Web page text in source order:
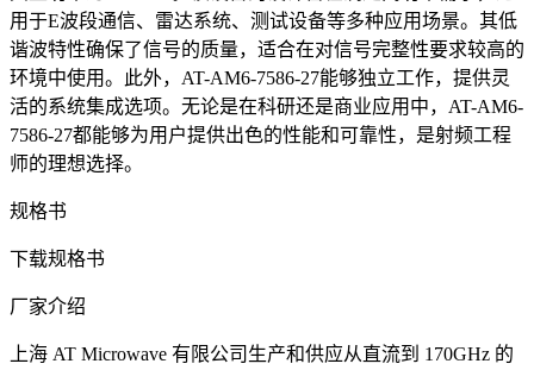
用于E波段通信、雷达系统、测试设备等多种应用场景。其低
谐波特性确保了信号的质量，适合在对信号完整性要求较高的
环境中使用。此外，AT-AM6-7586-27能够独立工作，提供灵
活的系统集成选项。无论是在科研还是商业应用中，AT-AM6-
7586-27都能够为用户提供出色的性能和可靠性，是射频工程
师的理想选择。
规格书
下载规格书
厂家介绍
上海 AT Microwave 有限公司生产和供应从直流到 170GHz 的